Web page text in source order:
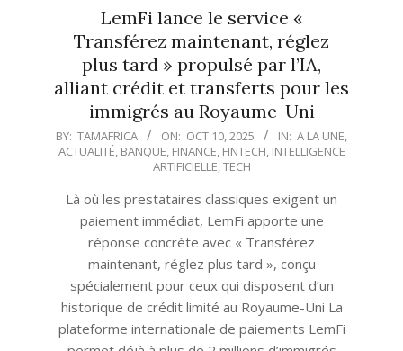
LemFi lance le service «
Transférez maintenant, réglez
plus tard » propulsé par l’IA,
alliant crédit et transferts pour les
immigrés au Royaume-Uni
2025-
10-
BY: TAMAFRICA ON: OCT 10, 2025 IN: A LA UNE,
ACTUALITÉ, BANQUE, FINANCE, FINTECH, INTELLIGENCE
ARTIFICIELLE,TECH
Là où les prestataires classiques exigent un
paiement immédiat, LemFi apporte une
réponse concrète avec « Transférez
maintenant, réglez plus tard », conçu
spécialement pour ceux qui disposent d’un
historique de crédit limité au Royaume-Uni La
plateforme internationale de paiements LemFi